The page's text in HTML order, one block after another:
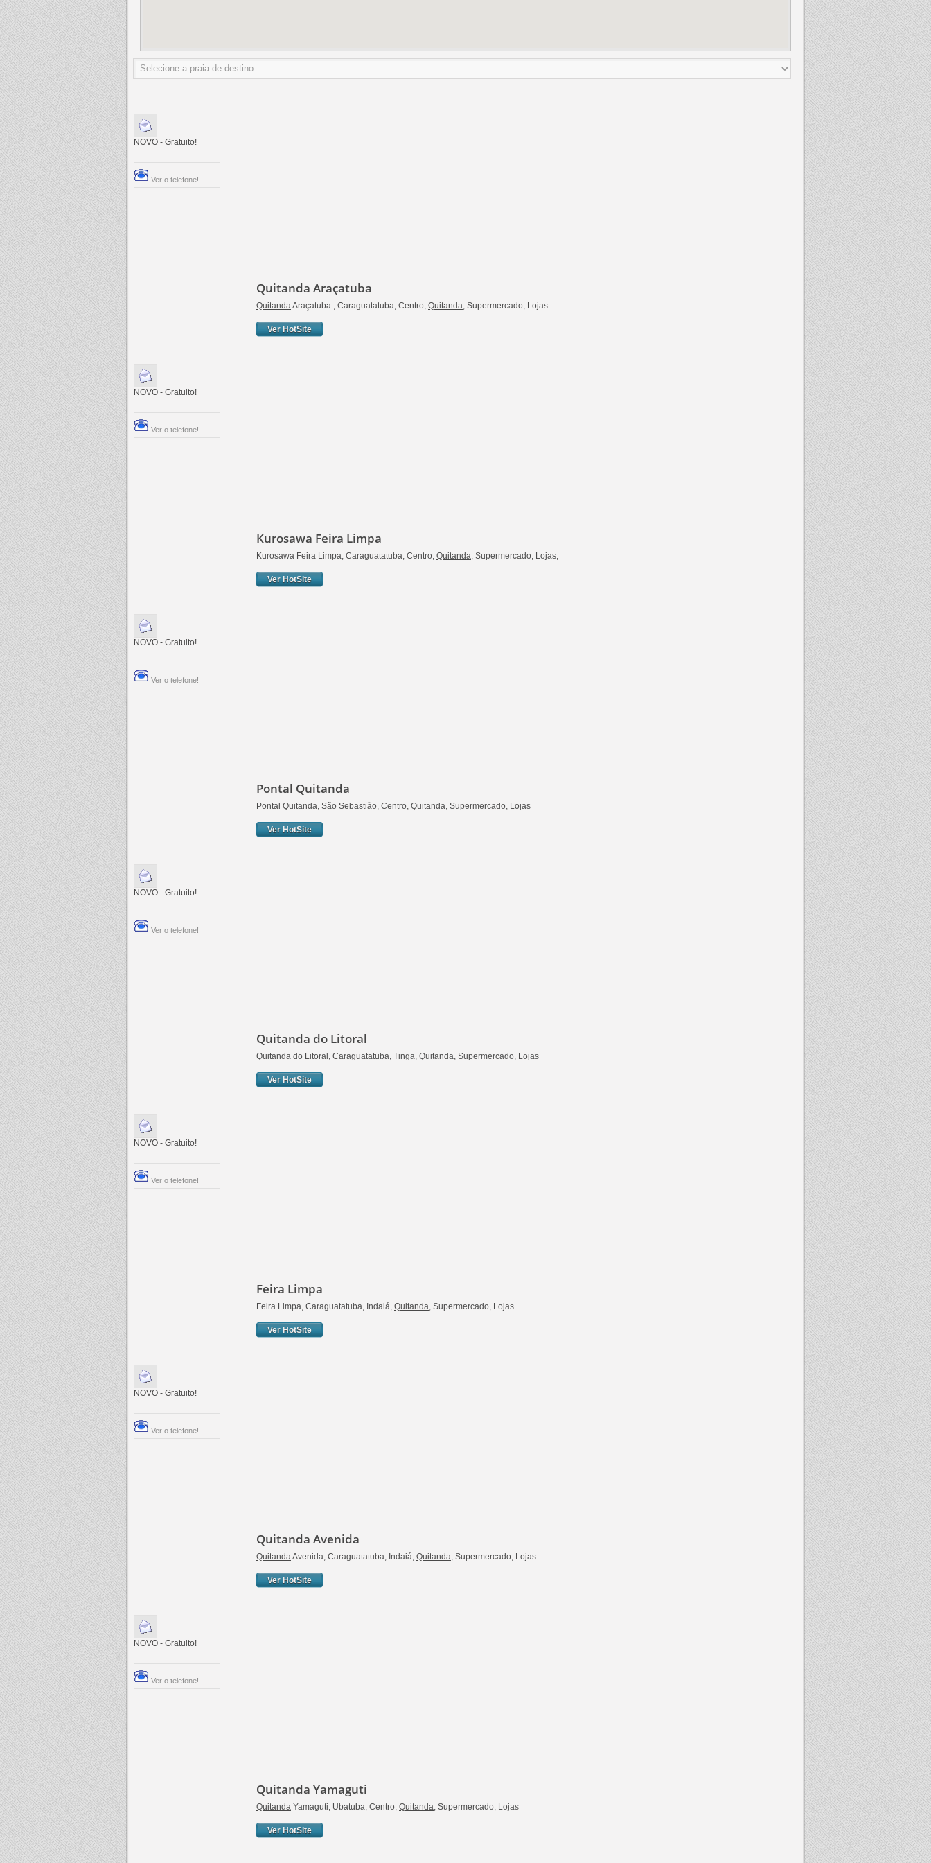
NOVO - Gratuito!
Ver o telefone!
Quitanda Araçatuba
Quitanda Araçatuba , Caraguatatuba, Centro, Quitanda , Supermercado, Lojas
Ver HotSite
NOVO - Gratuito!
Ver o telefone!
Kurosawa Feira Limpa
Kurosawa Feira Limpa, Caraguatatuba, Centro, Quitanda , Supermercado, Lojas,
Ver HotSite
NOVO - Gratuito!
Ver o telefone!
Pontal Quitanda
Pontal Quitanda , São Sebastião, Centro, Quitanda , Supermercado, Lojas
Ver HotSite
NOVO - Gratuito!
Ver o telefone!
Quitanda do Litoral
Quitanda do Litoral, Caraguatatuba, Tinga, Quitanda , Supermercado, Lojas
Ver HotSite
NOVO - Gratuito!
Ver o telefone!
Feira Limpa
Feira Limpa, Caraguatatuba, Indaiá, Quitanda , Supermercado, Lojas
Ver HotSite
NOVO - Gratuito!
Ver o telefone!
Quitanda Avenida
Quitanda Avenida, Caraguatatuba, Indaiá, Quitanda , Supermercado, Lojas
Ver HotSite
NOVO - Gratuito!
Ver o telefone!
Quitanda Yamaguti
Quitanda Yamaguti, Ubatuba, Centro, Quitanda , Supermercado, Lojas
Ver HotSite